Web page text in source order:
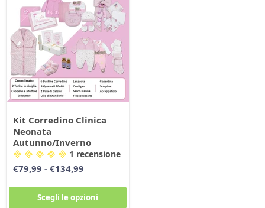
Kit Corredino Clinica
Neonata
Autunno/Inverno
1 recensione
€79,99 - €134,99
Scegli le opzioni